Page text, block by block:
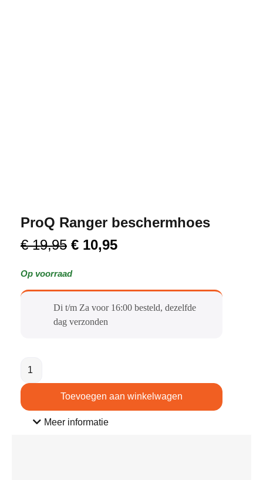
ProQ Ranger beschermhoes
€19,95 € 10,95
Op voorraad
Di t/m Za voor 16:00 besteld, dezelfde
dag verzonden​
Toevoegen aan winkelwagen
Meer informatie